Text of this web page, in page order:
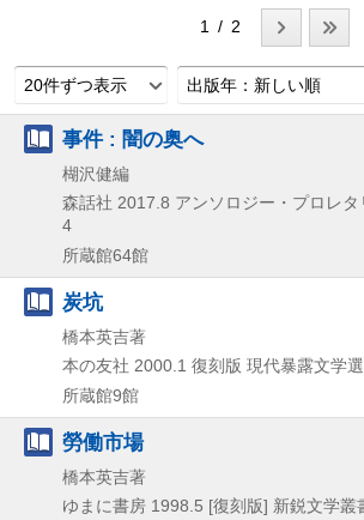
1 / 2
20件ずつ表示 出版年：新しい順
事件 : 闇の奥へ
楜沢健編
森話社 2017.8 アンソロジー・プロレ
4
所蔵館64館
炭坑
橋本英吉著
本の友社 2000.1 復刻版 現代暴露文学
所蔵館9館
勞働市場
橋本英吉著
ゆまに書房 1998.5 [復刻版] 新鋭文学叢